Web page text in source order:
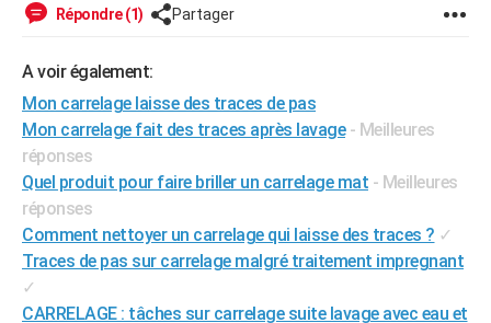
Alimentation
Guide de la santé
Maladies
Médicaments
Sommeil
VOYAGE
Destinations
City break
Voyage nature
Voyage de noces
Forum
Climat
+PHOTO
GUIDES D'ACHAT
BONS PLANS
CARTE DE VOEUX
Carte de Noël
Carte Bonne année
Carte Saint-Valentin
Carte Pâques
Carte d'anniversaire
DICTIONNAIRE
Dictionnaire
Biographies
Citations
Expressions
Proverbes
PROGRAMME TV
Répondre (1) Partager
A voir également:
Mon carrelage laisse des traces de pas
Mon carrelage fait des traces après lavage - Meilleures
réponses
Quel produit pour faire briller un carrelage mat - Meilleures
réponses
Comment nettoyer un carrelage qui laisse des traces ? ✓
Traces de pas sur carrelage malgré traitement impregnant
✓
CARRELAGE : tâches sur carrelage suite lavage avec eau et